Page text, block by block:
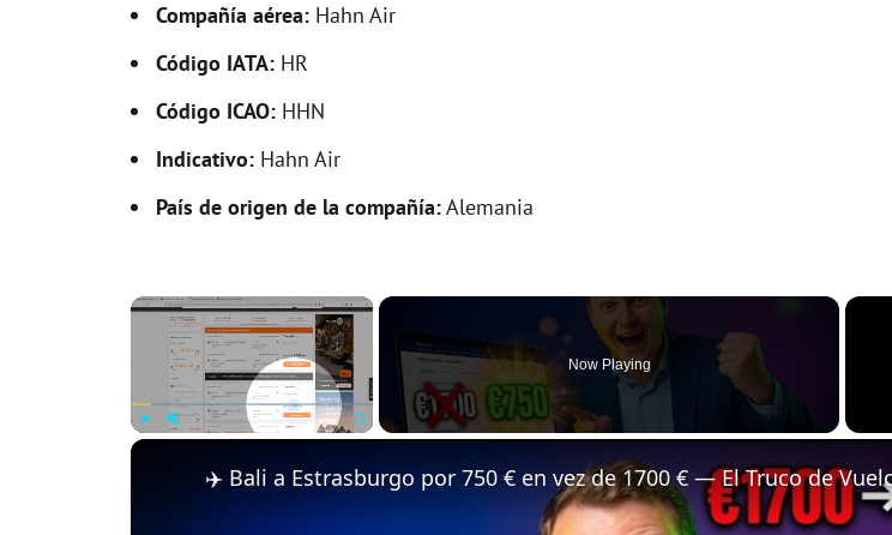
Compañía aérea: Hahn Air
Código IATA: HR
Código ICAO: HHN
Indicativo: Hahn Air
País de origen de la compañía:Alemania
×
Fullscreen
Now Playing